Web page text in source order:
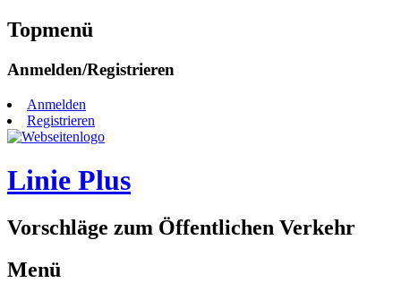
Topmenü
Zum
springen
Anmelden/Registrieren
Anmelden
Registrieren
Linie Plus
Vorschläge zum Öffentlichen Verkehr
Menü